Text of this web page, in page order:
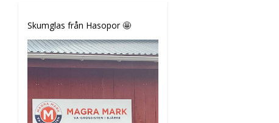
Skumglas från Hasopor 🤩